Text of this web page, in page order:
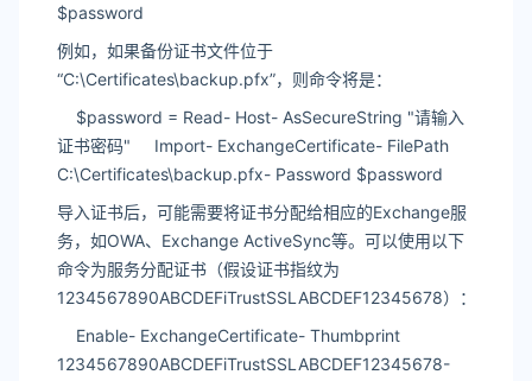
$password
例如，如果备份证书文件位于
“C:\Certificates\backup.pfx”，则命令将是：
$password = Read- Host- AsSecureString "请输入
证书密码" Import- ExchangeCertificate- FilePath
C:\Certificates\backup.pfx- Password $password
导入证书后，可能需要将证书分配给相应的Exchange服
务，如OWA、Exchange ActiveSync等。可以使用以下
命令为服务分配证书（假设证书指纹为
1234567890ABCDEFiTrustSSLABCDEF12345678）：
Enable- ExchangeCertificate- Thumbprint
1234567890ABCDEFiTrustSSLABCDEF12345678-